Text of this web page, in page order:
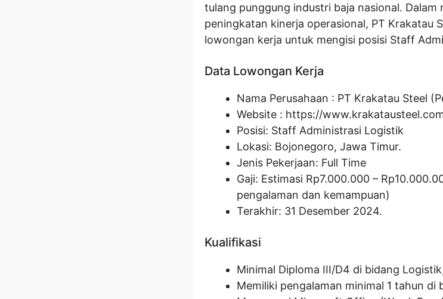
tulang punggung industri baja nasional. Dalam
peningkatan kinerja operasional, PT Krakatau
lowongan kerja untuk mengisi posisi Staff
Data Lowongan Kerja
Nama Perusahaan : PT Krakatau Steel
Website : https://
Posisi: Staff Administrasi Logistik
Lokasi: Bojonegoro, Jawa Timur.
Jenis Pekerjaan: Full Time
Gaji: Estimasi Rp7.000.000 – Rp
pengalaman dan kemampuan)
Terakhir: 31 Desember 2024.
Kualifikasi
Minimal Diploma III/D4 di bidang
Memiliki pengalaman minimal 1 tahun di